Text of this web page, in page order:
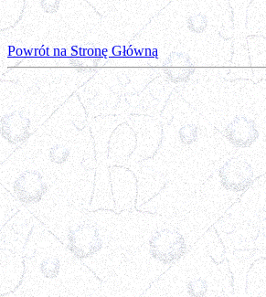
Powrót na Stronę Główną